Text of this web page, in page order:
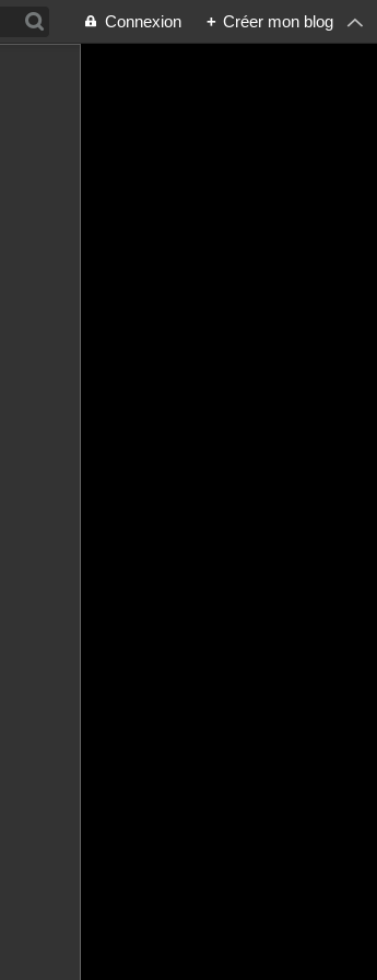
Connexion + Créer mon blog